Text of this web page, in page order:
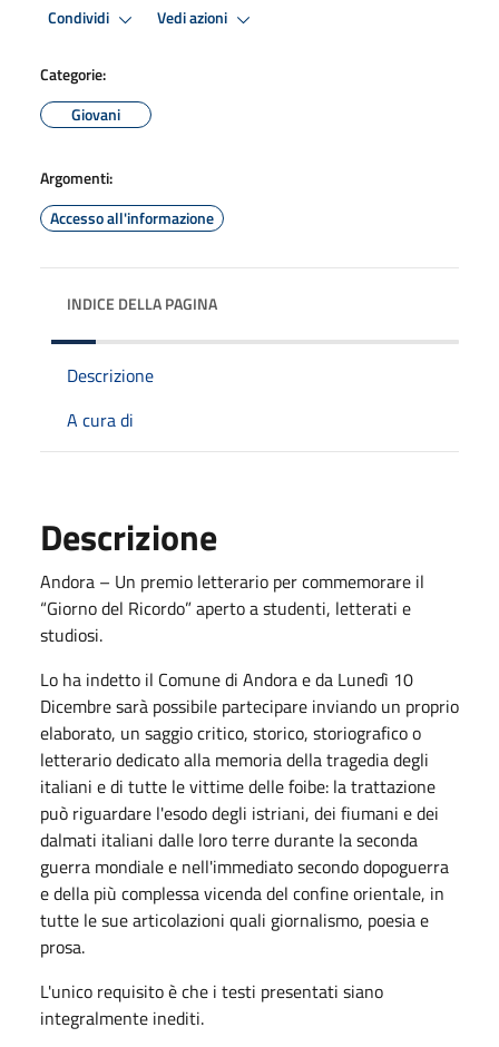
Condividi Vedi azioni
Categorie:
Giovani
Argomenti:
Accesso all'informazione
INDICE DELLA PAGINA
Descrizione
A cura di
Descrizione
Andora – Un premio letterario per commemorare il
“Giorno del Ricordo” aperto a studenti, letterati e
studiosi.
Lo ha indetto il Comune di Andora e da Lunedì 10
Dicembre sarà possibile partecipare inviando un proprio
elaborato, un saggio critico, storico, storiografico o
letterario dedicato alla memoria della tragedia degli
italiani e di tutte le vittime delle foibe: la trattazione
può riguardare l'esodo degli istriani, dei fiumani e dei
dalmati italiani dalle loro terre durante la seconda
guerra mondiale e nell'immediato secondo dopoguerra
e della più complessa vicenda del confine orientale, in
tutte le sue articolazioni quali giornalismo, poesia e
prosa.
L'unico requisito è che i testi presentati siano
integralmente inediti.